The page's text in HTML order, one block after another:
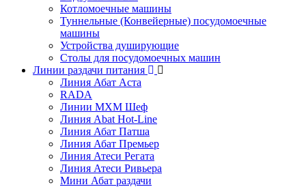
Котломоечные машины
Туннельные (Конвейерные) посудомоечные
машины
Устройства душирующие
Столы для посудомоечных машин
Линии раздачи питания
Линия Абат Аста
RADA
Линии МХМ Шеф
Линия Abat Hot-Line
Линия Абат Патша
Линия Абат Премьер
Линия Атеси Регата
Линия Атеси Ривьера
Мини Абат раздачи